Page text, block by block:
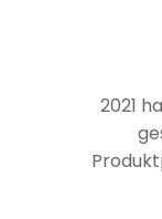
2021